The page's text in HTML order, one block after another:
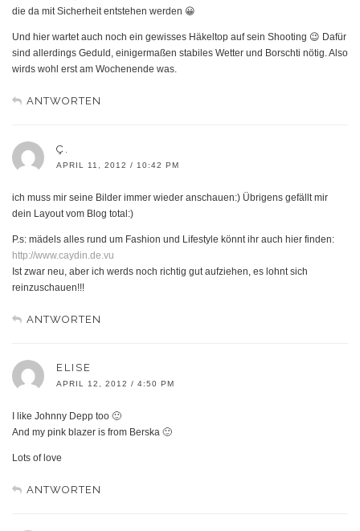
die da mit Sicherheit entstehen werden 😀
Und hier wartet auch noch ein gewisses Häkeltop auf sein Shooting 😉 Dafür
sind allerdings Geduld, einigermaßen stabiles Wetter und Borschti nötig. Also
wirds wohl erst am Wochenende was.
ANTWORTEN
Ç.
APRIL 11, 2012 / 10:42 PM
ich muss mir seine Bilder immer wieder anschauen:) Übrigens gefällt mir
dein Layout vom Blog total:)
P.s: mädels alles rund um Fashion und Lifestyle könnt ihr auch hier finden:
http://www.caydin.de.vu
Ist zwar neu, aber ich werds noch richtig gut aufziehen, es lohnt sich
reinzuschauen!!!
ANTWORTEN
ELISE
APRIL 12, 2012 / 4:50 PM
I like Johnny Depp too 🙂
And my pink blazer is from Berska 🙂
Lots of love
ANTWORTEN